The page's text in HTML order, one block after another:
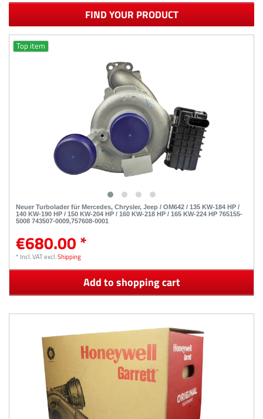
FIND YOUR PRODUCT
Top item
Neuer Turbolader für Mercedes, Chrysler, Jeep / OM642 / 135 KW-184 HP /
140 KW-190 HP / 150 KW-204 HP / 160 KW-218 HP / 165 KW-224 HP 765155-
5008 743507-0009,757608-0001
€680.00 *
* Incl. VATexcl.Shipping
Add to shopping cart